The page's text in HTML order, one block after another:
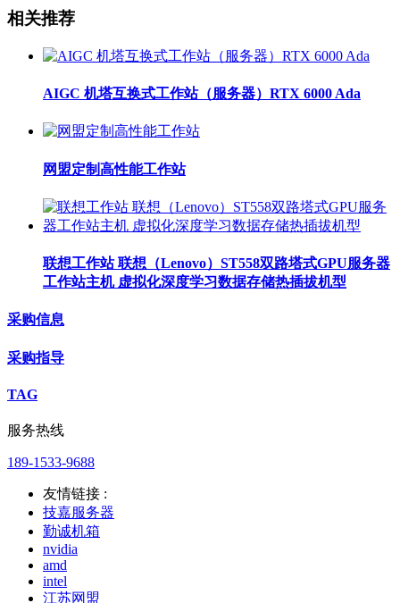
相关推荐
AIGC 机塔互换式工作站（服务器）RTX 6000 Ada
网盟定制高性能工作站
联想工作站 联想（Lenovo）ST558双路塔式GPU服务器
工作站主机 虚拟化深度学习数据存储热插拔机型
采购信息
采购指导
TAG
服务热线
189-1533-9688
友情链接 :
技嘉服务器
勤诚机箱
nvidia
amd
intel
江苏网盟